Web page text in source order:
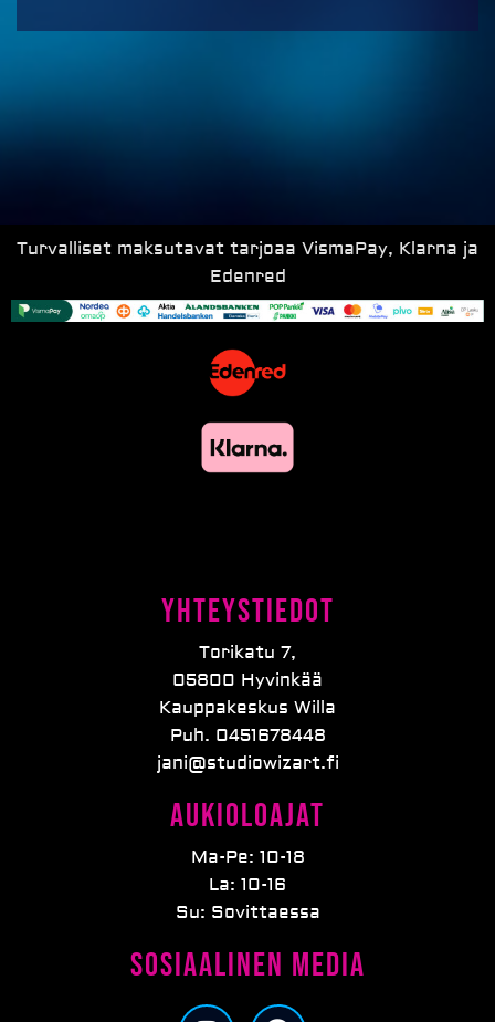
Turvalliset maksutavat tarjoaa VismaPay, Klarna ja
Edenred
Yhteystiedot
Torikatu 7,
05800 Hyvinkää
Kauppakeskus Willa
Puh. 0451678448
jani@studiowizart.fi
Aukioloajat
Ma-Pe: 10-18
La: 10-16
Su: Sovittaessa
Sosiaalinen media